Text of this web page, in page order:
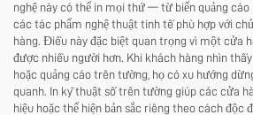
nghệ này có thể in mọi thứ — từ biển quảng
các tác phẩm nghệ thuật tinh tế phù hợp với
hàng. Điều này đặc biệt quan trọng vì một cửa
được nhiều người hơn. Khi khách hàng nhìn
hoặc quảng cáo trên tường, họ có xu hướng
quanh. In kỹ thuật số trên tường giúp các cửa
hiệu hoặc thể hiện bản sắc riêng theo cách độc